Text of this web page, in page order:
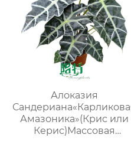
Алоказия
Амазоника»(Крис или
Керис)Массовая